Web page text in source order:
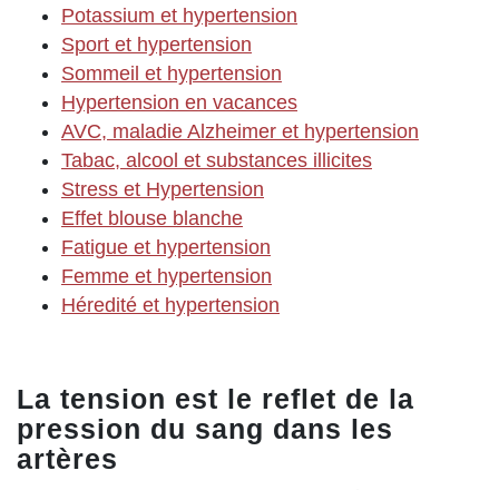
Potassium et hypertension
Sport et hypertension
Sommeil et hypertension
Hypertension en vacances
AVC, maladie Alzheimer et hypertension
Tabac, alcool et substances illicites
Stress et Hypertension
Effet blouse blanche
Fatigue et hypertension
Femme et hypertension
Héredité et hypertension
La tension est le reflet de la
pression du sang dans les
artères